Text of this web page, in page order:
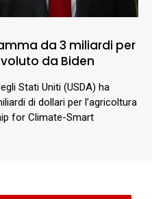
da 3 miliardi per
da Biden
Stati Uniti (USDA) ha
di dollari per l’agricoltura
for Climate-Smart